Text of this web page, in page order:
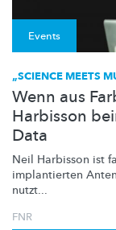
Events
„SCIENCE MEETS
Wenn aus
Harbisson
Data
Neil Harbisson ist
implantierten
nutzt...
FNR